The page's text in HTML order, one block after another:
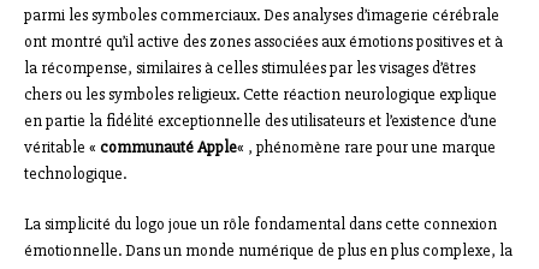
parmi les symboles commerciaux. Des analyses d’imagerie cérébrale
ont montré qu’il active des zones associées aux émotions positives et à
la récompense, similaires à celles stimulées par les visages d’êtres
chers ou les symboles religieux. Cette réaction neurologique explique
en partie la fidélité exceptionnelle des utilisateurs et l’existence d’une
véritable « communauté Apple« , phénomène rare pour une marque
technologique.
La simplicité du logo joue un rôle fondamental dans cette connexion
émotionnelle. Dans un monde numérique de plus en plus complexe, la